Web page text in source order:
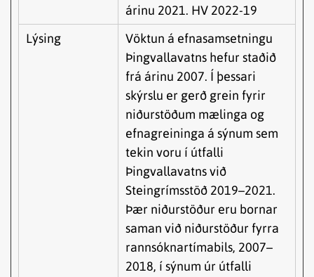
árinu 2021. HV 2022-19
Lýsing
Vöktun á efnasamsetningu
Þingvallavatns hefur staðið
frá árinu 2007. Í þessari
skýrslu er gerð grein fyrir
niðurstöðum mælinga og
efnagreininga á sýnum sem
tekin voru í útfalli
Þingvallavatns við
Steingrímsstöð 2019–2021.
Þær niðurstöður eru bornar
saman við niðurstöður fyrra
rannsóknartímabils, 2007–
2018, í sýnum úr útfalli